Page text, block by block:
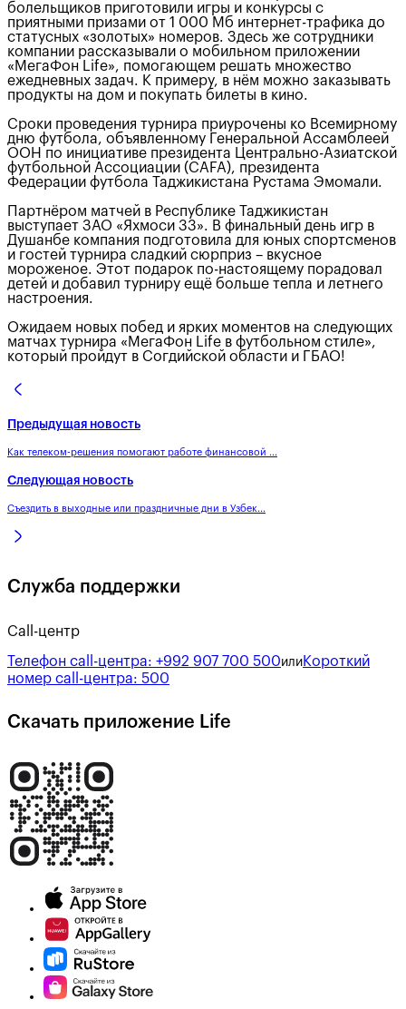
болельщиков приготовили игры и конкурсы с
приятными призами от 1 000 Мб интернет-трафика до
статусных «золотых» номеров. Здесь же сотрудники
компании рассказывали о мобильном приложении
«МегаФон Life», помогающем решать множество
ежедневных задач. К примеру, в нём можно заказывать
продукты на дом и покупать билеты в кино.
Сроки проведения турнира приурочены ко Всемирному
дню футбола, объявленному Генеральной Ассамблеей
ООН по инициативе президента Центрально-Азиатской
футбольной Ассоциации (CAFA), президента
Федерации футбола Таджикистана Рустама Эмомали.
Партнёром матчей в Республике Таджикистан
выступает ЗАО «Яхмоси 33». В финальный день игр в
Душанбе компания подготовила для юных спортсменов
и гостей турнира сладкий сюрприз – вкусное
мороженое. Этот подарок по-настоящему порадовал
детей и добавил турниру ещё больше тепла и летнего
настроения.
Ожидаем новых побед и ярких моментов на следующих
матчах турнира «МегаФон Life в футбольном стиле»,
который пройдут в Согдийской области и ГБАО!
Предыдущая новость
Как телеком-решения помогают работе финансовой ...
Следующая новость
Съездить в выходные или праздничные дни в Узбек...
Служба поддержки
Call-центр
Телефон call-центра: +992 907 700 500или Короткий
номер call-центра: 500
Скачать приложение Life